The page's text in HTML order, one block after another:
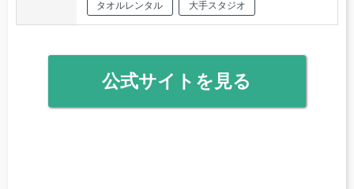
タオルレンタル 大手スタジオ
公式サイトを見る